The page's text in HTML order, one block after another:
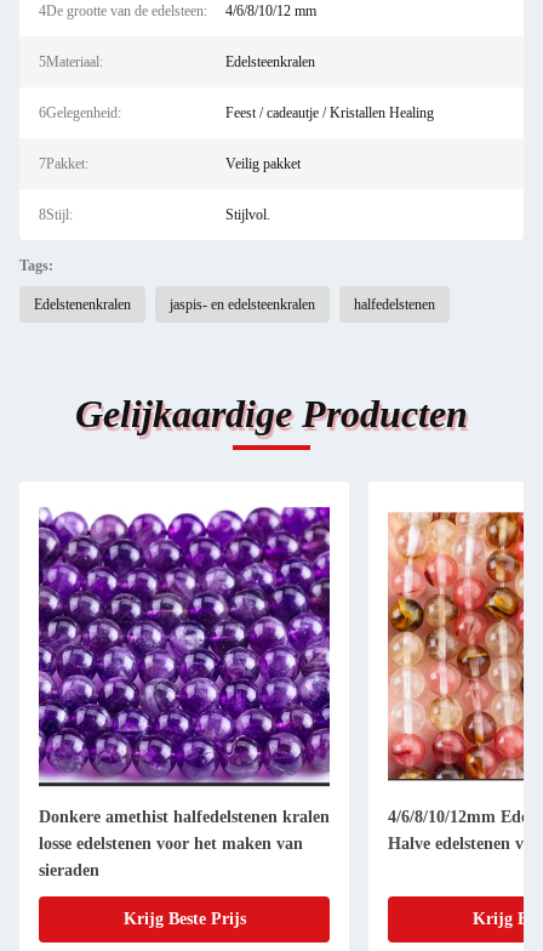
4De grootte van de edelsteen: 4/6/8/10/12 mm
5Materiaal: Edelsteenkralen
6Gelegenheid: Feest / cadeautje / Kristallen Healing
7Pakket: Veilig pakket
8Stijl: Stijlvol.
Tags:
Edelstenenkralen jaspis- en edelsteenkralen halfedelstenen
Gelijkaardige Producten
Donkere amethist halfedelstenen kralen
losse edelstenen voor het maken van
sieraden
Krijg Beste Prijs
4/6/8/10/12mm
Halve edelstenen
Krijg